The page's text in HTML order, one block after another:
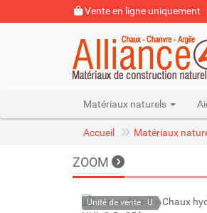
Vente en ligne uniquement
Matériaux naturels
Accueil Matériaux
ZOOM
Unité de vente : U